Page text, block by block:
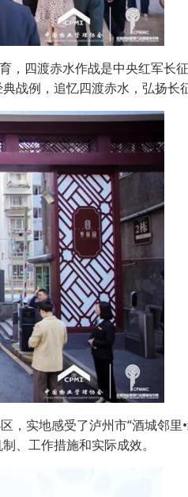
，四渡赤水作战是中央红军长
战例，追忆四渡赤水，弘扬长
实地感受了泸州市“酒城邻里
、工作措施和实际成效。